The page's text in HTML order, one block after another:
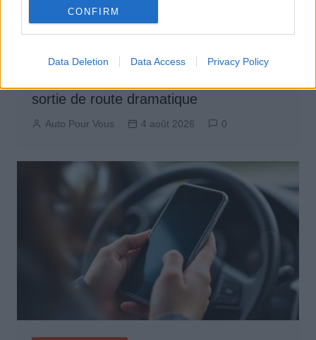
CONFIRM
Data Deletion Data Access Privacy Policy
Sécurité Automobile
Fatigue au volant : un conducteur
sortie de route dramatique
Auto Pour Vous 4 août 2026 0